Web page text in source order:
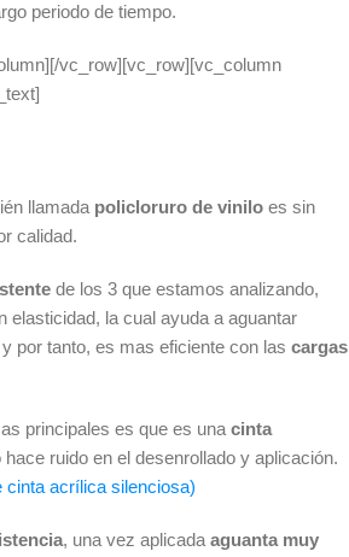
periodo de tiempo.
vc_row][vc_row][vc_column
llamada policloruro de vinilo es sin
calidad.
de los 3 que estamos analizando,
elasticidad, la cual ayuda a aguantar
por tanto, es mas eficiente con las cargas
principales es que es una cinta
hace ruido en el desenrollado y aplicación.
cinta acrílica silenciosa)
, una vez aplicada aguanta muy